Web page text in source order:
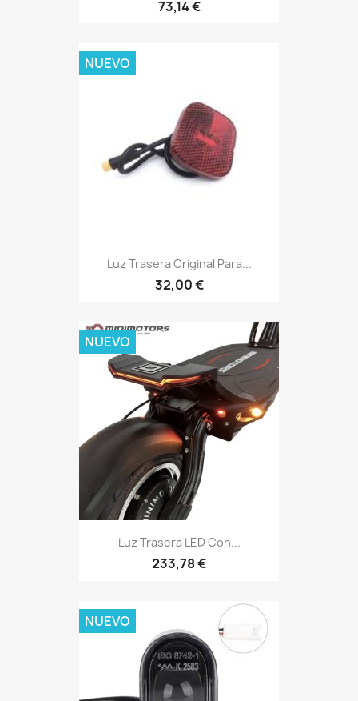
73,14 €
Luz Trasera Original Para...
32,00 €
NUEVO
Luz Trasera LED Con...
233,78 €
NUEVO
NUEVO